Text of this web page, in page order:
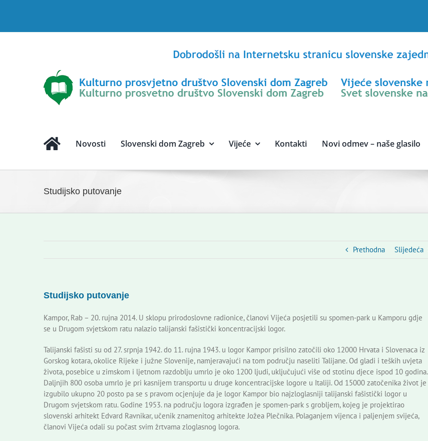
Novosti Slovenski dom Zagreb Vijeće Kontakti Novi odmev – naše glasilo
Studijsko putovanje
Prethodna Slijedeća
Studijsko putovanje
Kampor, Rab – 20. rujna 2014. U sklopu prirodoslovne radionice, članovi Vijeća posjetili su spomen-park u Kamporu gdje
se u Drugom svjetskom ratu nalazio talijanski fašistički koncentracijski logor.
Talijanski fašisti su od 27. srpnja 1942. do 11. rujna 1943. u logor Kampor prisilno zatočili oko 12000 Hrvata i Slovenaca iz
Gorskog kotara, okolice Rijeke i južne Slovenije, namjeravajući na tom području naseliti Talijane. Od gladi i teških uvjeta
života, posebice u zimskom i ljetnom razdoblju umrlo je oko 1200 ljudi, uključujući više od stotinu djece ispod 10 godina.
Daljnjih 800 osoba umrlo je pri kasnijem transportu u druge koncentracijske logore u Italiji. Od 15000 zatočenika život je
izgubilo ukupno 20 posto pa se s pravom ocjenjuje da je logor Kampor bio najzloglasniji talijanski fašistički logor u
Drugom svjetskom ratu. Godine 1953. na području logora izgrađen je spomen-park s grobljem, kojeg je projektirao
slovenski arhitekt Edvard Ravnikar, učenik znamenitog arhitekte Jožea Plečnika. Polaganjem vijenca i paljenjem svijeća,
članovi Vijeća odali su počast svim žrtvama zloglasnog logora.